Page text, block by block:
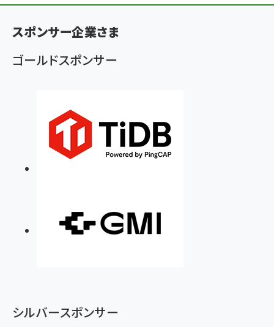
く
ず
スポンサー企業さま
ゴールドスポンサー
シルバースポンサー